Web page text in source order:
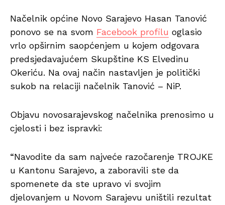
Načelnik općine Novo Sarajevo Hasan Tanović
ponovo se na svom Facebook profilu oglasio
vrlo opširnim saopćenjem u kojem odgovara
predsjedavajućem Skupštine KS Elvedinu
Okeriću. Na ovaj način nastavljen je politički
sukob na relaciji načelnik Tanović – NiP.
Objavu novosarajevskog načelnika prenosimo u
cjelosti i bez ispravki:
“Navodite da sam najveće razočarenje TROJKE
u Kantonu Sarajevo, a zaboravili ste da
spomenete da ste upravo vi svojim
djelovanjem u Novom Sarajevu uništili rezultat